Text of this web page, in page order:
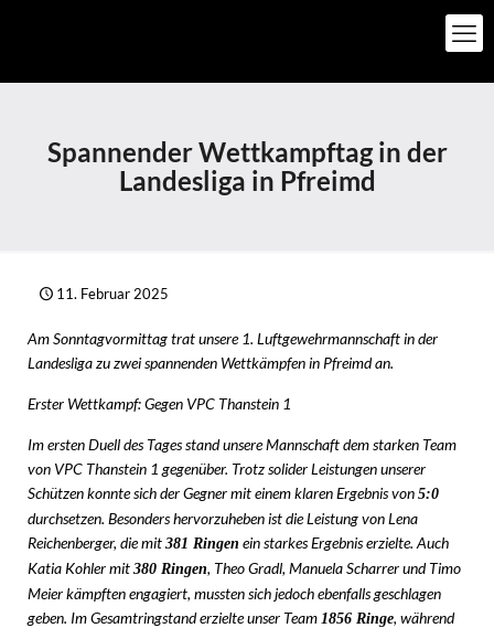
Spannender Wettkampftag in der
Landesliga in Pfreimd
11. Februar 2025
Am Sonntagvormittag trat unsere 1. Luftgewehrmannschaft in der
Landesliga zu zwei spannenden Wettkämpfen in Pfreimd an.
Erster Wettkampf: Gegen VPC Thanstein 1
Im ersten Duell des Tages stand unsere Mannschaft dem starken Team
von VPC Thanstein 1 gegenüber. Trotz solider Leistungen unserer
Schützen konnte sich der Gegner mit einem klaren Ergebnis von 5:0
durchsetzen. Besonders hervorzuheben ist die Leistung von Lena
Reichenberger, die mit 381 Ringen ein starkes Ergebnis erzielte. Auch
Katia Kohler mit 380 Ringen, Theo Gradl, Manuela Scharrer und Timo
Meier kämpften engagiert, mussten sich jedoch ebenfalls geschlagen
geben. Im Gesamtringstand erzielte unser Team 1856 Ringe, während